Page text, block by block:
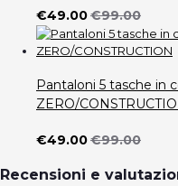
€49.00€99.00
Pantaloni 5 tasche in
ZERO/
€49.00€99.00
Recensioni e